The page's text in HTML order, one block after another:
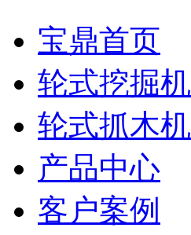
宝鼎首页
轮式挖掘机
轮式抓木机
产品中心
客户案例